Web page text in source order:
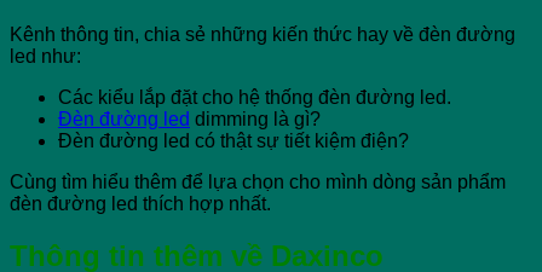
Kênh thông tin, chia sẻ những kiến thức hay về đèn đường
led như:
Các kiểu lắp đặt cho hệ thống đèn đường led.
Đèn đường led dimming là gì?
Đèn đường led có thật sự tiết kiệm điện?
Cùng tìm hiểu thêm để lựa chọn cho mình dòng sản phẩm
đèn đường led thích hợp nhất.
Thông tin thêm về Daxinco